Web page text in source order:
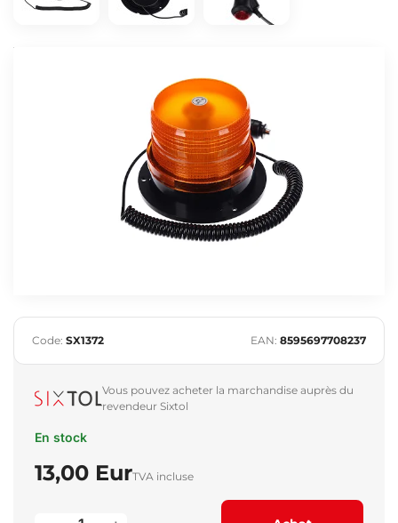
Code: SX1372 EAN: 8595697708237
Vous pouvez acheter la marchandise auprès du
revendeur Sixtol
En stock
13,00 EurTVA incluse